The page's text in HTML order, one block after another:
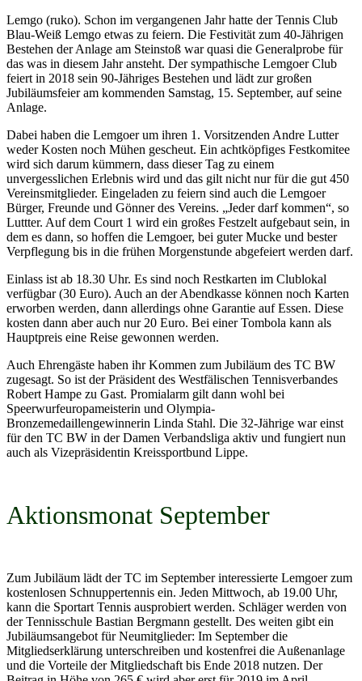
Lemgo (ruko). Schon im vergangenen Jahr hatte der Tennis Club
Blau-Weiß Lemgo etwas zu feiern. Die Festivität zum 40-Jährigen
Bestehen der Anlage am Steinstoß war quasi die Generalprobe für
das was in diesem Jahr ansteht. Der sympathische Lemgoer Club
feiert in 2018 sein 90-Jähriges Bestehen und lädt zur großen
Jubiläumsfeier am kommenden Samstag, 15. September, auf seine
Anlage.
Dabei haben die Lemgoer um ihren 1. Vorsitzenden Andre Lutter
weder Kosten noch Mühen gescheut. Ein achtköpfiges Festkomitee
wird sich darum kümmern, dass dieser Tag zu einem
unvergesslichen Erlebnis wird und das gilt nicht nur für die gut 450
Vereinsmitglieder. Eingeladen zu feiern sind auch die Lemgoer
Bürger, Freunde und Gönner des Vereins. „Jeder darf kommen“, so
Luttter. Auf dem Court 1 wird ein großes Festzelt aufgebaut sein, in
dem es dann, so hoffen die Lemgoer, bei guter Mucke und bester
Verpflegung bis in die frühen Morgenstunde abgefeiert werden darf.
Einlass ist ab 18.30 Uhr. Es sind noch Restkarten im Clublokal
verfügbar (30 Euro). Auch an der Abendkasse können noch Karten
erworben werden, dann allerdings ohne Garantie auf Essen. Diese
kosten dann aber auch nur 20 Euro. Bei einer Tombola kann als
Hauptpreis eine Reise gewonnen werden.
Auch Ehrengäste haben ihr Kommen zum Jubiläum des TC BW
zugesagt. So ist der Präsident des Westfälischen Tennisverbandes
Robert Hampe zu Gast. Promialarm gilt dann wohl bei
Speerwurfeuropameisterin und Olympia-
Bronzemedaillengewinnerin Linda Stahl. Die 32-Jährige war einst
für den TC BW in der Damen Verbandsliga aktiv und fungiert nun
auch als Vizepräsidentin Kreissportbund Lippe.
Aktionsmonat September
Zum Jubiläum lädt der TC im September interessierte Lemgoer zum
kostenlosen Schnuppertennis ein. Jeden Mittwoch, ab 19.00 Uhr,
kann die Sportart Tennis ausprobiert werden. Schläger werden von
der Tennisschule Bastian Bergmann gestellt. Des weiten gibt ein
Jubiläumsangebot für Neumitglieder: Im September die
Mitgliedserklärung unterschreiben und kostenfrei die Außenanlage
und die Vorteile der Mitgliedschaft bis Ende 2018 nutzen. Der